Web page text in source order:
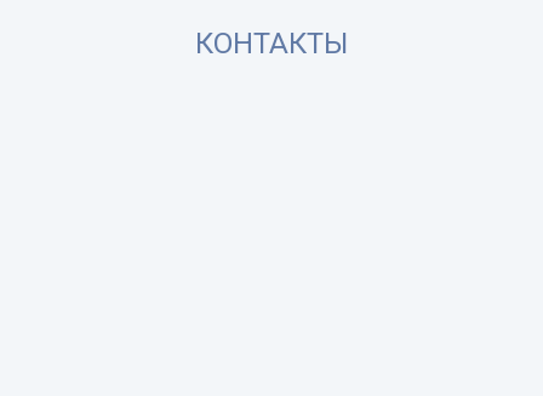
КОНТАКТЫ